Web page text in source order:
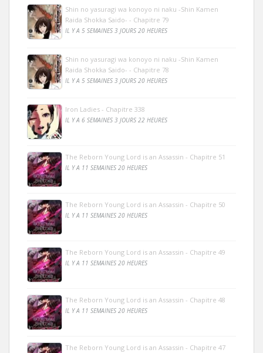
Shin no yasuragi wa konoyo ni naku -Shin Kamen
Raida Shokka Saido- - Chapitre 79
IL Y A 5 SEMAINES 3 JOURS 20 HEURES
Shin no yasuragi wa konoyo ni naku -Shin Kamen
Raida Shokka Saido- - Chapitre 78
IL Y A 5 SEMAINES 3 JOURS 20 HEURES
Iron Ladies - Chapitre 338
IL Y A 6 SEMAINES 3 JOURS 22 HEURES
The Reborn Young Lord is an Assassin - Chapitre 51
IL Y A 11 SEMAINES 20 HEURES
The Reborn Young Lord is an Assassin - Chapitre 50
IL Y A 11 SEMAINES 20 HEURES
The Reborn Young Lord is an Assassin - Chapitre 49
IL Y A 11 SEMAINES 20 HEURES
The Reborn Young Lord is an Assassin - Chapitre 48
IL Y A 11 SEMAINES 20 HEURES
The Reborn Young Lord is an Assassin - Chapitre 47